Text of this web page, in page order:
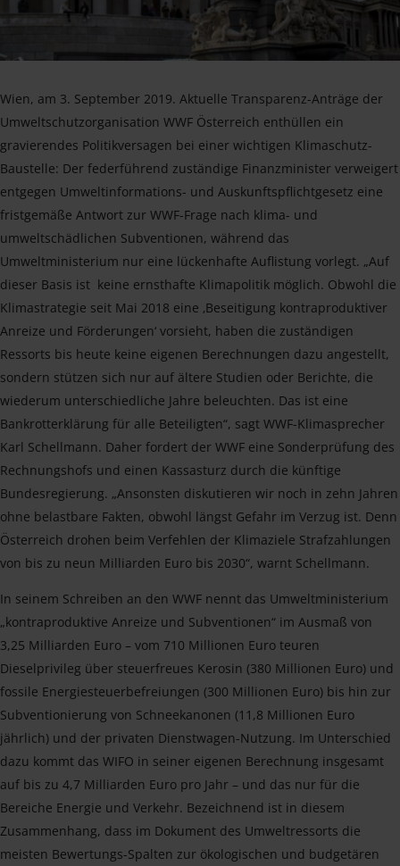
Wien, am 3. September 2019. Aktuelle Transparenz-Anträge der
Umweltschutzorganisation WWF Österreich enthüllen ein
gravierendes Politikversagen bei einer wichtigen Klimaschutz-
Baustelle: Der federführend zuständige Finanzminister verweigert
entgegen Umweltinformations- und Auskunftspflichtgesetz eine
fristgemäße Antwort zur WWF-Frage nach klima- und
umweltschädlichen Subventionen, während das
Umweltministerium nur eine lückenhafte Auflistung vorlegt. „Auf
dieser Basis ist keine ernsthafte Klimapolitik möglich. Obwohl die
Klimastrategie seit Mai 2018 eine ‚Beseitigung kontraproduktiver
Anreize und Förderungen‘ vorsieht, haben die zuständigen
Ressorts bis heute keine eigenen Berechnungen dazu angestellt,
sondern stützen sich nur auf ältere Studien oder Berichte, die
wiederum unterschiedliche Jahre beleuchten. Das ist eine
Bankrotterklärung für alle Beteiligten“, sagt WWF-Klimasprecher
Karl Schellmann. Daher fordert der WWF eine Sonderprüfung des
Rechnungshofs und einen Kassasturz durch die künftige
Bundesregierung. „Ansonsten diskutieren wir noch in zehn Jahren
ohne belastbare Fakten, obwohl längst Gefahr im Verzug ist. Denn
Österreich drohen beim Verfehlen der Klimaziele Strafzahlungen
von bis zu neun Milliarden Euro bis 2030“, warnt Schellmann.
In seinem Schreiben an den WWF nennt das Umweltministerium
„kontraproduktive Anreize und Subventionen“ im Ausmaß von
3,25 Milliarden Euro – vom 710 Millionen Euro teuren
Dieselprivileg über steuerfreues Kerosin (380 Millionen Euro) und
fossile Energiesteuerbefreiungen (300 Millionen Euro) bis hin zur
Subventionierung von Schneekanonen (11,8 Millionen Euro
jährlich) und der privaten Dienstwagen-Nutzung. Im Unterschied
dazu kommt das WIFO in seiner eigenen Berechnung insgesamt
auf bis zu 4,7 Milliarden Euro pro Jahr – und das nur für die
Bereiche Energie und Verkehr. Bezeichnend ist in diesem
Zusammenhang, dass im Dokument des Umweltressorts die
meisten Bewertungs-Spalten zur ökologischen und budgetären